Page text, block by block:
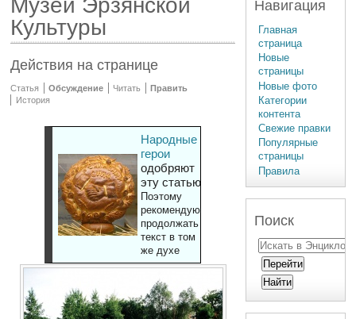
Музей Эрзянской
Культуры
Действия на странице
Статья Обсуждение Читать
Править
История
Народные
герои
одобряют
эту статью
Поэтому
рекомендуют
продолжать
текст в том
же духе
Навигация
Главная
страница
Новые
страницы
Новые фото
Категории
контента
Свежие правки
Популярные
страницы
Правила
Поиск